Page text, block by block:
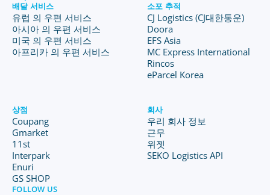
배달 서비스
유럽 의 우편 서비스
아시아 의 우편 서비스
미국 의 우편 서비스
아프리카 의 우편 서비스
소포 추적
CJ Logistics (CJ대한통운)
Doora
EFS Asia
MC Express International
Rincos
eParcel Korea
상점
Coupang
Gmarket
11st
Interpark
Enuri
GS SHOP
회사
우리 회사 정보
근무
위젯
SEKO Logistics API
FOLLOW US